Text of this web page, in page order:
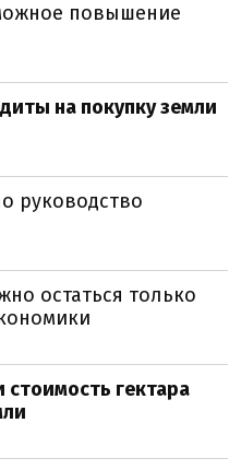
повышение
на покупку земли
руководство
остаться только
гектара